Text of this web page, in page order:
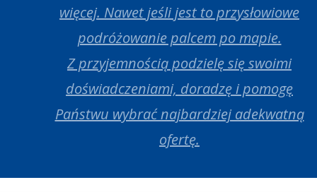
więcej. Nawet jeśli jest to przysłowiowe
podróżowanie palcem po mapie.
Z przyjemnością podzielę się swoimi
doświadczeniami, doradzę i pomogę
Państwu wybrać najbardziej adekwatną
ofertę.